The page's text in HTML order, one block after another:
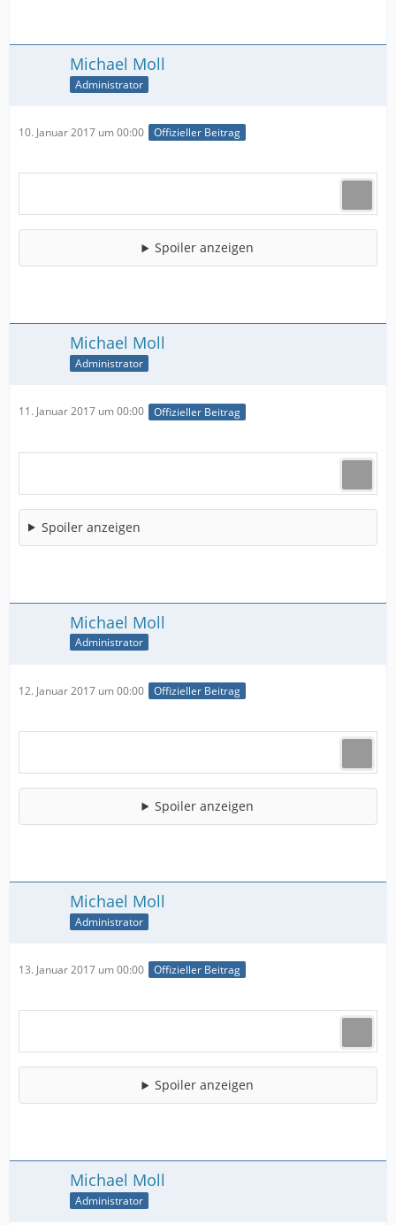
Michael Moll
Administrator
10. Januar 2017 um 00:00 Offizieller Beitrag
Spoiler anzeigen
Michael Moll
Administrator
11. Januar 2017 um 00:00 Offizieller Beitrag
Spoiler anzeigen
Michael Moll
Administrator
12. Januar 2017 um 00:00 Offizieller Beitrag
Spoiler anzeigen
Michael Moll
Administrator
13. Januar 2017 um 00:00 Offizieller Beitrag
Spoiler anzeigen
Michael Moll
Administrator